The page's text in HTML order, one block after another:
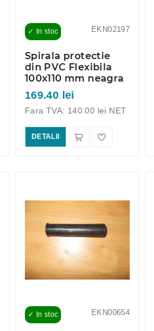
EKN02197
✓ In stoc
Spirala protectie
din PVC Flexibila
100x110 mm neagra
169.40 lei
Fara TVA: 140.00 lei NET
DETALII
EKN00654
✓ In stoc